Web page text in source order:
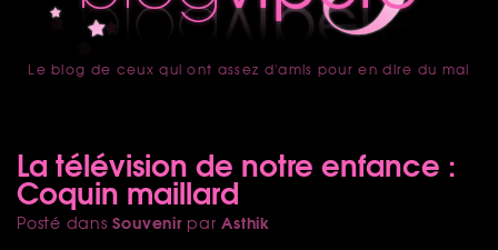
accueil
Le blog de ceux qui ont assez d'amis pour en dire du mal
La télévision de notre enfance :
Coquin maillard
Posté dansSouvenirparAsthik